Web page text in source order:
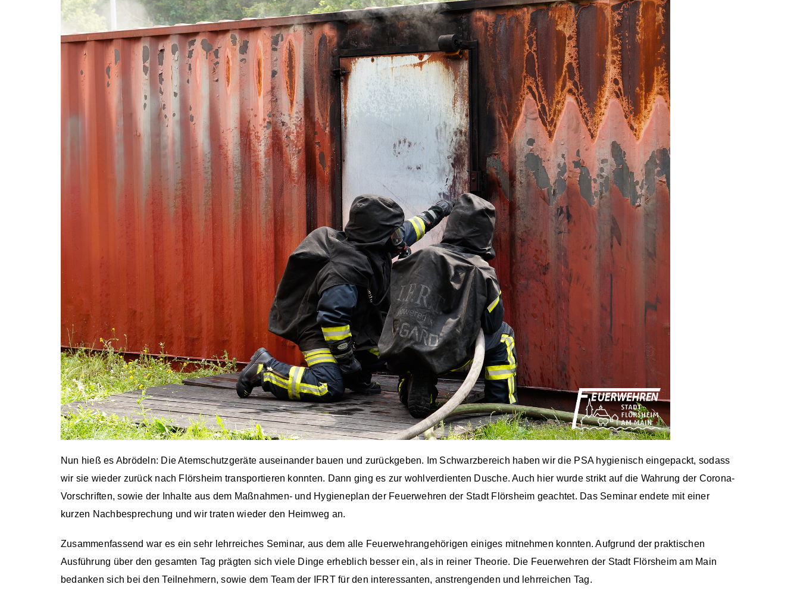
Nun hieß es Abrödeln: Die Atemschutzgeräte auseinander bauen und zurückgeben. Im Schwarzbereich haben wir die PSA hygienisch eingepackt, sodass
wir sie wieder zurück nach Flörsheim transportieren konnten. Dann ging es zur wohlverdienten Dusche. Auch hier wurde strikt auf die Wahrung der Corona-
Vorschriften, sowie der Inhalte aus dem Maßnahmen- und Hygieneplan der Feuerwehren der Stadt Flörsheim geachtet. Das Seminar endete mit einer
kurzen Nachbesprechung und wir traten wieder den Heimweg an.
Zusammenfassend war es ein sehr lehrreiches Seminar, aus dem alle Feuerwehrangehörigen einiges mitnehmen konnten. Aufgrund der praktischen
Ausführung über den gesamten Tag prägten sich viele Dinge erheblich besser ein, als in reiner Theorie. Die Feuerwehren der Stadt Flörsheim am Main
bedanken sich bei den Teilnehmern, sowie dem Team der IFRT für den interessanten, anstrengenden und lehrreichen Tag.